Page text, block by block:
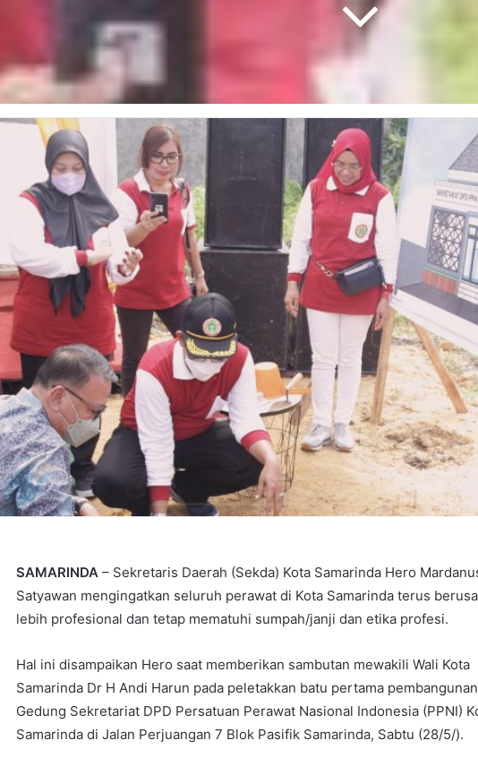
SAMARINDA – Sekretaris Daerah (Sekda) Kota Samarinda Hero
Satyawan mengingatkan seluruh perawat di Kota Samarinda terus
lebih profesional dan tetap mematuhi sumpah/janji dan etika profesi.
Hal ini disampaikan Hero saat memberikan sambutan mewakili Wali Kota
Samarinda Dr H Andi Harun pada peletakkan batu pertama pembangunan
Gedung Sekretariat DPD Persatuan Perawat Nasional Indonesia (PPNI)
Samarinda di Jalan Perjuangan 7 Blok Pasifik Samarinda, Sabtu (28/5/).